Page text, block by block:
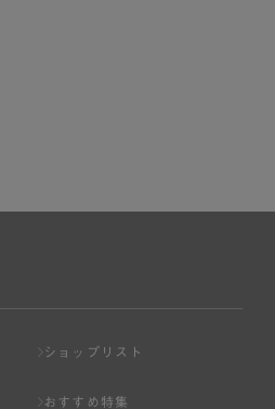
ショップリスト
おすすめ特集